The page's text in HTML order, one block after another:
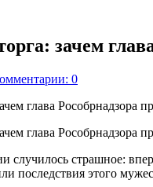
зачем
0
случилось страшное:
последствия этого